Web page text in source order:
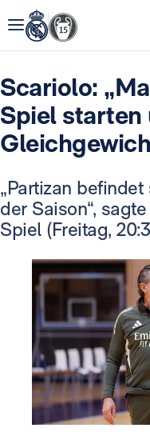
Scariolo:
Spiel starten
„Partizan
der Saison“,
Spiel (Freitag,